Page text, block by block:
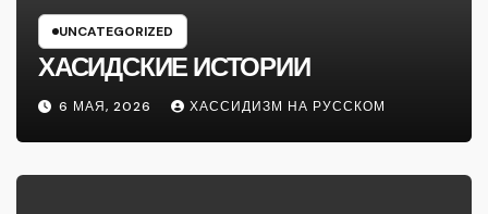
UNCATEGORIZED
ХАСИДСКИЕ ИСТОРИИ
6 МАЯ, 2026 ХАССИДИЗМ НА РУССКОМ